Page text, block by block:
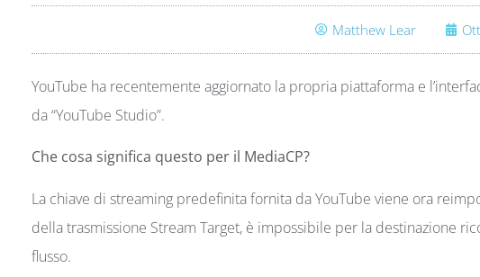
Matthew Lear
YouTube ha recentemente aggiornato la propria piattaforma e
da “YouTube Studio”.
Che cosa significa questo per il MediaCP?
La chiave di streaming predefinita fornita da YouTube viene ora
della trasmissione Stream Target, è impossibile per la destinazione
flusso.